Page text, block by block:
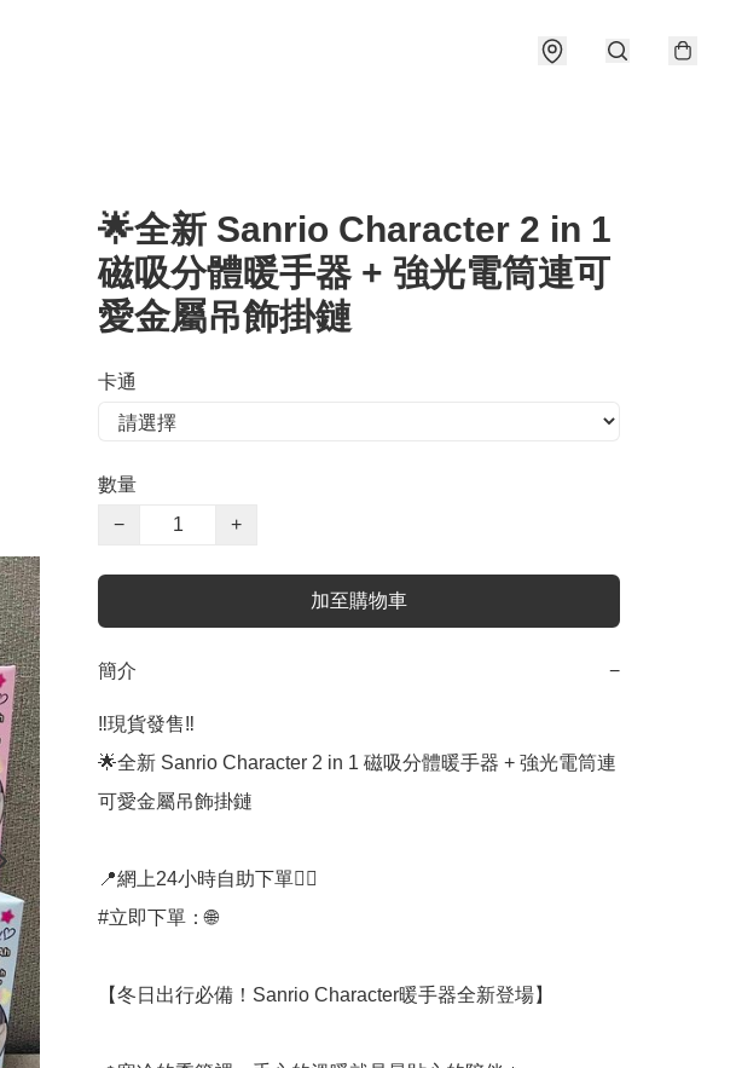
🌟全新 Sanrio Character 2 in 1
磁吸分體暖手器 + 強光電筒連可
愛金屬吊飾掛鏈
卡通
數量
−
+
加至購物車
簡介 −
‼️現貨發售‼️
🌟全新 Sanrio Character 2 in 1 磁吸分體暖手器 + 強光電筒連
可愛金屬吊飾掛鏈
📍網上24小時自助下單👍🏻
#立即下單：🌐
【冬日出行必備！Sanrio Character暖手器全新登場】